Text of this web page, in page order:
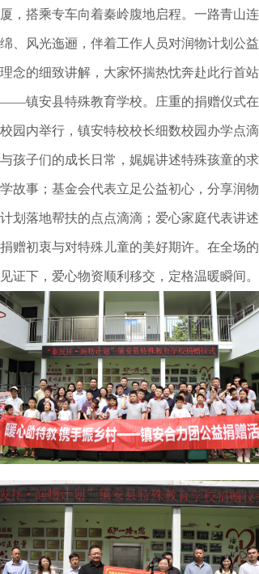
厦，搭乘专车向着秦岭腹地启程。一路青山连
绵、风光迤逦，伴着工作人员对润物计划公益
理念的细致讲解，大家怀揣热忱奔赴此行首站
——镇安县特殊教育学校。庄重的捐赠仪式在
校园内举行，镇安特校校长细数校园办学点滴
与孩子们的成长日常，娓娓讲述特殊孩童的求
学故事；基金会代表立足公益初心，分享润物
计划落地帮扶的点点滴滴；爱心家庭代表讲述
捐赠初衷与对特殊儿童的美好期许。在全场的
见证下，爱心物资顺利移交，定格温暖瞬间。